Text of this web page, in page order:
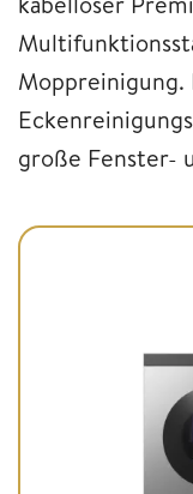
Moppreinigung.
große Fenster-